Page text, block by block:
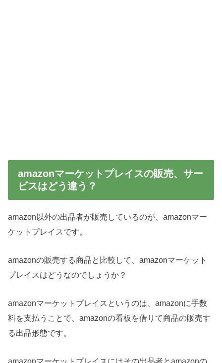
amazonマーケットプレイスの販売、サー
ビスはどう違う？
amazon以外の出品者が販売しているのが、amazonマー
ケットプレイスです。
amazonの販売する商品と比較して、amazonマーケット
プレイスはどうなのでしょうか？
amazonマーケットプレイスというのは、amazonに手数
料を支払うことで、amazonの看板を借りて商品の販売す
る出品形態です。